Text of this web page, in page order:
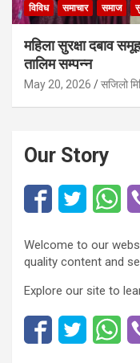
विविध समाचार समाज
महिला सुरक्षा दबाव
तालिम सम्पन्न
May 20, 2026 सजिलो
Our Story
Welcome to our
quality content and
Explore our site to